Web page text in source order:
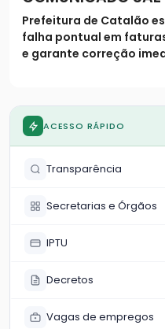
Prefeitura de Catalão
falha pontual em
e garante correção
ACESSO RÁPIDO
Transparência
Secretarias e Órgãos
IPTU
Decretos
Vagas de empregos